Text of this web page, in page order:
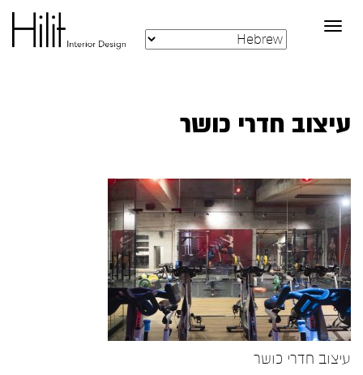
Toggle
navigation
עיצוב חדרי כושר
עיצוב חדרי כושר